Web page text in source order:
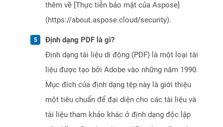
thêm về [Thực tiễn bảo mật của Aspose]
(https://about.aspose.cloud/security).
Định dạng PDF là gì?
Định dạng tài liệu di động (PDF) là một loại tài
liệu được tạo bởi Adobe vào những năm 1990.
Mục đích của định dạng tệp này là giới thiệu
một tiêu chuẩn để đại diện cho các tài liệu và
tài liệu tham khảo khác ở định dạng độc lập